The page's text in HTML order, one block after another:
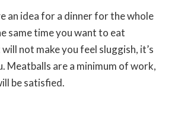
an idea for a dinner for the whole
same time you want to eat
not make you feel sluggish, it’s
Meatballs are a minimum of work,
be satisfied.